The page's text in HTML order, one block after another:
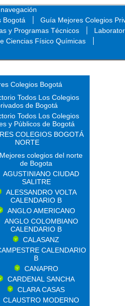
Bogotá Guía Mejores Colegios
y Programas Técnicos
Ciencias Físico Químicas
Colegios Bogotá
Todos Los Colegios
de Bogotá
Todos Los Colegios
y Públicos de Bogotá
COLEGIOS BOGOTÁ
NORTE
Mejores colegios del norte
de Bogota
AGUSTINIANO CIUDAD
SALITRE
ALESSANDRO VOLTA
CALENDARIO B
ANGLO AMERICANO
ANGLO COLOMBIANO
CALENDARIO B
CALASANZ
CALENDARIO
B
CANAPRO
CARDENAL SANCHA
CLARA CASAS
CLAUSTRO MODERNO